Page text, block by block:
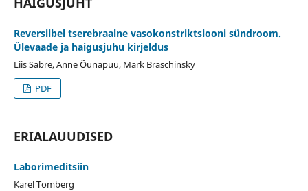
Reversiibel tserebraalne vasokonstriktsiooni sündroom.
Ülevaade ja haigusjuhu kirjeldus
Liis Sabre, Anne Õunapuu, Mark Braschinsky
PDF
ERIALAUUDISED
Laborimeditsiin
Karel Tomberg